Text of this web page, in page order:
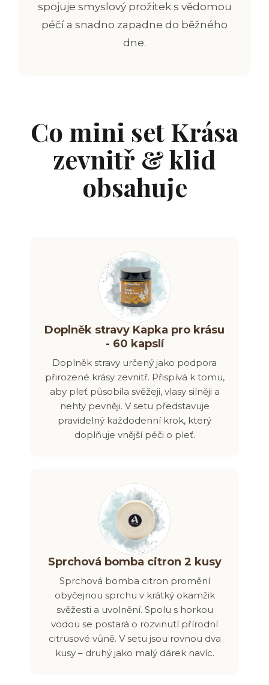
spojuje smyslový prožitek s vědomou
péčí a snadno zapadne do běžného
dne.
Co mini set Krása
zevnitř & klid
obsahuje
Doplněk stravy Kapka pro krásu
- 60 kapslí
Doplněk stravy určený jako podpora
přirozené krásy zevnitř. Přispívá k tomu,
aby pleť působila svěžeji, vlasy silněji a
nehty pevněji. V setu představuje
pravidelný každodenní krok, který
doplňuje vnější péči o pleť.
Sprchová bomba citron 2 kusy
Sprchová bomba citron promění
obyčejnou sprchu v krátký okamžik
svěžesti a uvolnění. Spolu s horkou
vodou se postará o rozvinutí přírodní
citrusové vůně. V setu jsou rovnou dva
kusy – druhý jako malý dárek navíc.